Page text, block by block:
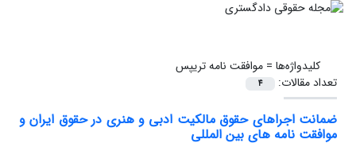
کلیدواژه‌ها =موافقت نامه تریپس
تعداد مقالات:
4
ضمانت اجراهای حقوق مالکیت ادبی و هنری در حقوق ایران و
موافقت نامه های بین المللی